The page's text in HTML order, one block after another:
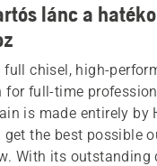
lánc a
full chisel, high-
for full-time
is made entirely by
get the best possible
With its outstanding